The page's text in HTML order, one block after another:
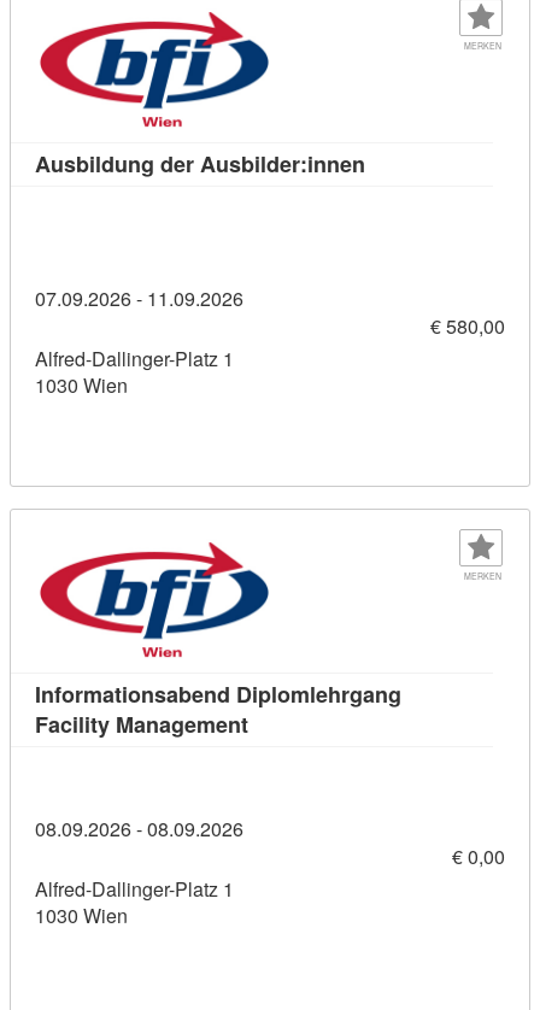
MERKEN
Ausbildung der Ausbilder:innen
07.09.2026 - 11.09.2026
€ 580,00
Alfred-Dallinger-Platz 1
1030 Wien
MERKEN
Informationsabend Diplomlehrgang
Facility ManagementKursdetail: Informationsabend
08.09.2026 - 08.09.2026
€ 0,00
Alfred-Dallinger-Platz 1
1030 Wien